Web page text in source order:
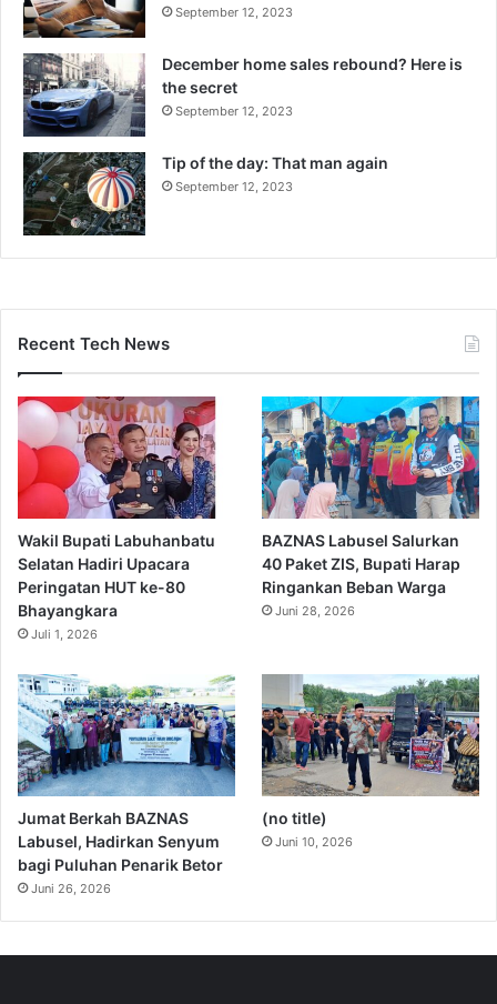
September 12, 2023
December home sales rebound? Here is
the secret
September 12, 2023
Tip of the day: That man again
September 12, 2023
Recent Tech News
Wakil Bupati Labuhanbatu
Selatan Hadiri Upacara
Peringatan HUT ke-80
Bhayangkara
Juli 1, 2026
BAZNAS Labusel Salurkan
40 Paket ZIS, Bupati Harap
Ringankan Beban Warga
Juni 28, 2026
Jumat Berkah BAZNAS
Labusel, Hadirkan Senyum
bagi Puluhan Penarik Betor
Juni 26, 2026
(no title)
Juni 10, 2026